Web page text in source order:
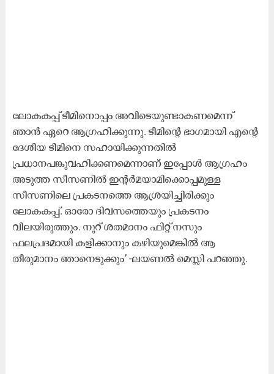
ലോകകപ്പ് ടീമിനൊപ്പം അവിടെയുണ്ടാകണമെന്ന്
ഞാൻ ഏറെ ആഗ്രഹിക്കുന്നു. ടീമിന്റെ ഭാഗമായി എന്റെ
ദേശീയ ടീമിനെ സഹായിക്കുന്നതിൽ
പ്രധാനപങ്കുവഹിക്കണമെന്നാണ് ഇപ്പോൾ ആഗ്രഹം
അടുത്ത സീസണിൽ ഇന്റർമയാമിക്കൊപ്പമുള്ള
സീസണിലെ പ്രകട​നത്തെ ആശ്രയിച്ചിരിക്കും
ലോകകപ്പ്. ഓരോ ദിവസത്തെയും ​പ്രകടനം
വിലയിരുത്തും. നൂറ് ശതമാനം ഫിറ്റ് നസും
ഫലപ്രദമായി കളിക്കാനും കഴിയുമെങ്കിൽ ആ
തീരുമാനം ഞാനെടുക്കും’ -ലയണൽ മെസ്സി പറഞ്ഞു.